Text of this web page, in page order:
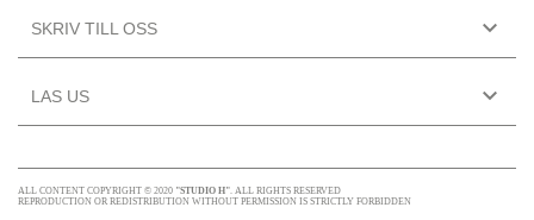
SKRIV TILL OSS 
LAS US 
ALL CONTENT COPYRIGHT © 2020 "STUDIO H". ALL RIGHTS RESERVED
REPRODUCTION OR REDISTRIBUTION WITHOUT PERMISSION IS STRICTLY FORBIDDEN